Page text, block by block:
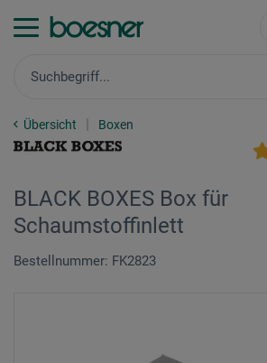
Übersicht Boxen
BLACK BOXES Box für
Schaumstoffinlett
Bestellnummer: FK2823